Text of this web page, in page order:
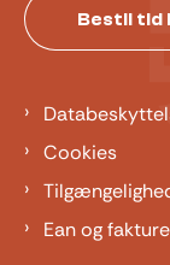
Bestil tid
Cookies
Ean og